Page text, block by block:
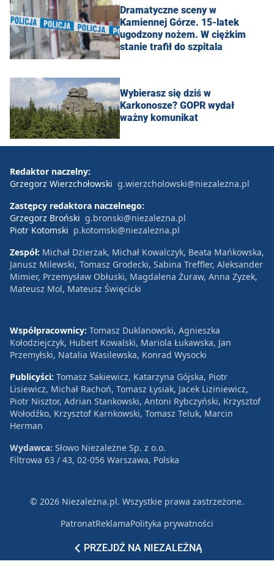
Dramatyczne sceny w
Kamiennej Górze. 15-latek
ugodzony nożem. W ciężkim
stanie trafił do szpitala
Wybierasz się dziś w
Karkonosze? GOPR wydał
ważny komunikat
PRZEJDŹ NA NIEZALEŻNĄ
Redaktor naczelny:
Grzegorz Wierzchołowski g.wierzcholowski@niezalezna.pl
Zastępcy redaktora naczelnego:
Grzegorz Broński g.bronski@niezalezna.pl
Piotr Kotomski p.kotomski@niezalezna.pl
Zespół: Michał Dzierżak, Michał Kowalczyk, Beata Mańkowska,
Janusz Milewski, Tomasz Grodecki, Sabina Treffler, Aleksander
Mimier, Przemysław Obłuski, Magdalena Żuraw, Anna Zyzek,
Mateusz Mol, Mateusz Święcicki
Współpracownicy: Tomasz Duklanowski, Agnieszka
Kołodziejczyk, Hubert Kowalski, Mariola Łukawska, Jan
Przemyłski, Natalia Wasilewska, Konrad Wysocki
Publicyści: Tomasz Sakiewicz, Katarzyna Gójska, Piotr
Lisiewicz, Michał Rachoń, Tomasz Łysiak, Jacek Liziniewicz,
Piotr Nisztor, Adrian Stankowski, Antoni Rybczyński, Krzysztof
Wołodźko, Krzysztof Karnkowski, Tomasz Teluk, Marcin
Herman
Wydawca: Słowo Niezależne Sp. z o.o.
Filtrowa 63 / 43, 02-056 Warszawa, Polska
© 2026 Niezależna.pl. Wszystkie prawa zastrzeżone.
PatronatReklamaPolityka prywatności